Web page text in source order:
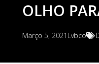
OLHO
Março 5, 2021 Lvbco